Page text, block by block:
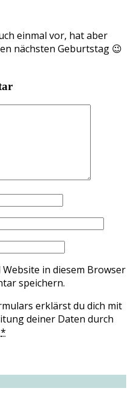
einmal vor, hat aber
nächsten Geburtstag 😉
in diesem Browser
speichern.
erklärst du dich mit
deiner Daten durch
*